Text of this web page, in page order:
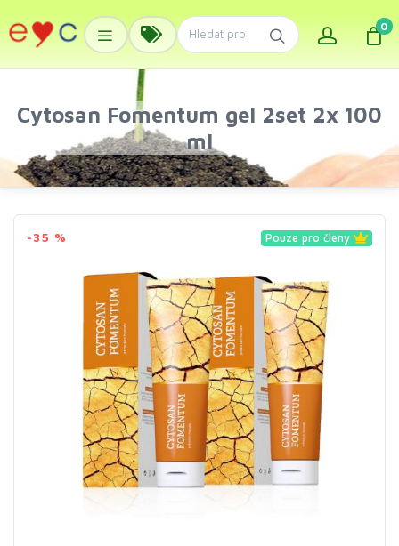
0
Cytosan Fomentum gel 2set 2x 100
ml
-35 % Pouze pro členy